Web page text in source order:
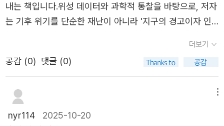
진전에도 불구하고 노력은 분명한 변화를 만들어왔다. 이은
지 박사는 『지구 관찰자의 기후 노트』를 통해 독자들이 미래
에 대한 희망을 품고, 각자의 자리에서 기후 위기에 맞설 용
기와 실천의 가능성을 발견하길 바란다. 그럴 때에 우리는
으며, 그것이 식량 공급망과 에너지 생산, 나아가 사회 불평
기 후반 1.5배 증가할 것이라는 예측은, 기후 변화가 이미 우
리의 삶 깊숙이 침투해 있음을 실감하게 한다. 기후 위기는
환경만의 문제가 아니라, 인간 사회 전체를 뒤흔드는 복합
위기라는 사실이 명확해진다. 그러나 이 책은 절망으로 끝
나지 않는다. 저자는 “재앙 수준의 영향을 피할 기회의 문이
빠르게 닫히고 있다”고 경고하면서도, 아직 그 문이 완전히
내는 책입니다.위성 데이터와 과학적 통찰을 바탕으로, 저자
는 기후 위기를 단순한 재난이 아니라 '지구의 경고이자 인
변화를 어떻게 감지하고, 어떻게 행동할 것인가?'이 책은 경
세대'의 선언문처럼 읽힙니다.한줄평'지구의 언어를 읽는 과
학자의 눈으로, 인간의 미래를 다시 묻는 기후의 기록.'
더보기
공감 (0) 댓글 (0)
nyr114 2025-10-20